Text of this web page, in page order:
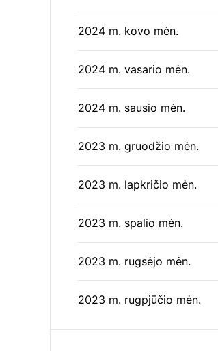
2024 m. kovo mėn.
2024 m. vasario mėn.
2024 m. sausio mėn.
2023 m. gruodžio mėn.
2023 m. lapkričio mėn.
2023 m. spalio mėn.
2023 m. rugsėjo mėn.
2023 m. rugpjūčio mėn.